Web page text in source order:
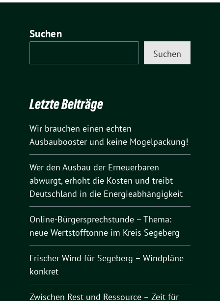
Suchen
Suchen
Letzte Beiträge
Wir brauchen einen echten
Ausbaubooster und keine Mogelpackung!
Wer den Ausbau der Erneuerbaren
abwürgt, erhöht die Kosten und treibt
Deutschland in die Energieabhängigkeit
Online-Bürgersprechstunde – Thema:
neue Wertstofftonne im Kreis Segeberg
Frischer Wind für Segeberg – Windpläne
konkret
Zwischen Rest und Ressource – Zeit für